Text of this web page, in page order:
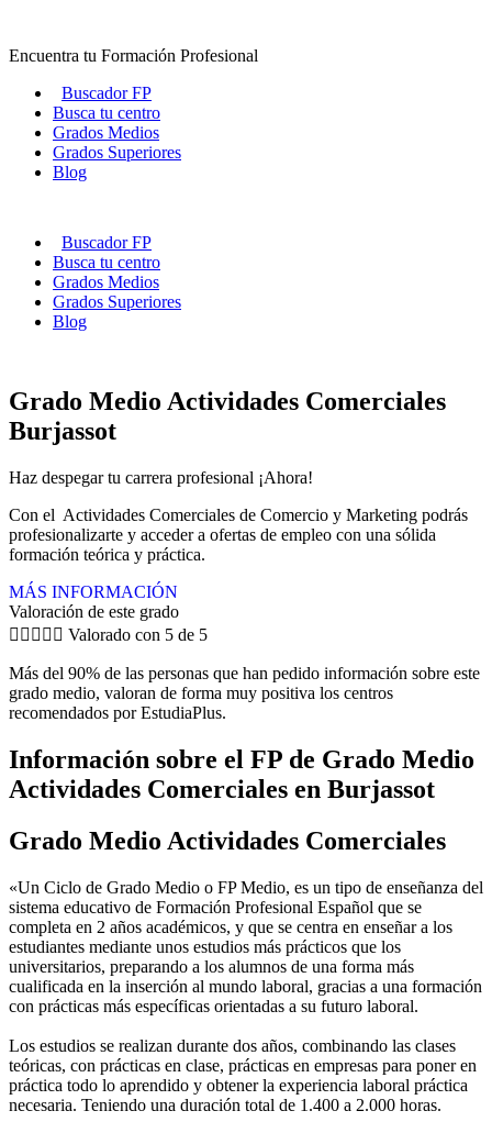
contenido
Encuentra tu Formación Profesional
Buscador FP
Busca tu centro
Grados Medios
Grados Superiores
Blog
Buscador FP
Busca tu centro
Grados Medios
Grados Superiores
Blog
Grado Medio Actividades Comerciales
Burjassot
Haz despegar tu carrera profesional ¡Ahora!
Con el Actividades Comerciales de Comercio y Marketing podrás
profesionalizarte y acceder a ofertas de empleo con una sólida
formación teórica y práctica.
MÁS INFORMACIÓN
Valoración de este grado
     Valorado con 5 de 5
Más del 90% de las personas que han pedido información sobre este
grado medio, valoran de forma muy positiva los centros
recomendados por EstudiaPlus.
Información sobre el FP de Grado Medio
Actividades Comerciales en Burjassot
Grado Medio Actividades Comerciales
«Un Ciclo de Grado Medio o FP Medio, es un tipo de enseñanza del
sistema educativo de Formación Profesional Español que se
completa en 2 años académicos, y que se centra en enseñar a los
estudiantes mediante unos estudios más prácticos que los
universitarios, preparando a los alumnos de una forma más
cualificada en la inserción al mundo laboral, gracias a una formación
con prácticas más específicas orientadas a su futuro laboral.
Los estudios se realizan durante dos años, combinando las clases
teóricas, con prácticas en clase, prácticas en empresas para poner en
práctica todo lo aprendido y obtener la experiencia laboral práctica
necesaria. Teniendo una duración total de 1.400 a 2.000 horas.